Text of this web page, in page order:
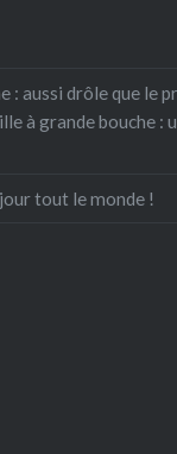
: aussi drôle que le
à grande bouche :
tout le monde !